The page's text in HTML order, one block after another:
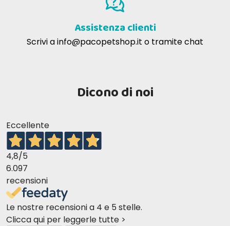
Assistenza clienti
Scrivi ainfo@pacopetshop.it o tramite chat
Dicono di noi
Eccellente
4,8/5
6.097
recensioni
Le nostre recensioni a 4 e 5 stelle.
Clicca qui per leggerle tutte >